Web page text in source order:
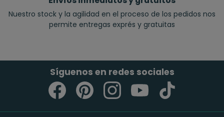
Nuestro stock y la agilidad en el proceso de los pedidos nos
permite entregas exprés y gratuitas
Síguenos en redes sociales